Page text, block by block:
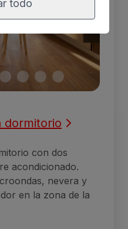
dormitorio
con dos
acondicionado.
nevera y
en la zona de la
todo